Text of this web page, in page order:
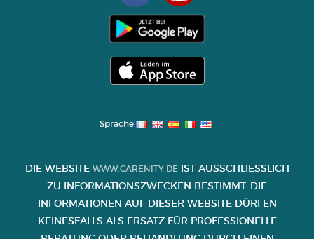
Sprache
DIE WEBSITE WWW.CARENITY.DEIST AUSSCHLIESSLICH Z
U INFORMATIONSZWECKEN BESTIMMT. DIE I
NFORMATIONEN AUF DIESER WEBSITE DÜRFEN K
EINESFALLS ALS ERSATZ FÜR PROFESSIONELLE B